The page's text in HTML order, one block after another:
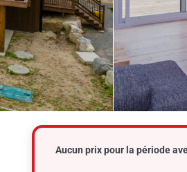
Aucun prix pour la période